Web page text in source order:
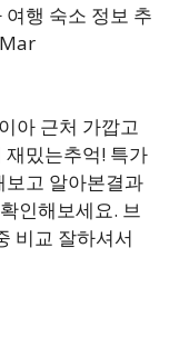
행 숙소 정보 추
아 근처 가깝고
밌는추억! 특가
보고 알아본결과
인해보세요. 브
비교 잘하셔서